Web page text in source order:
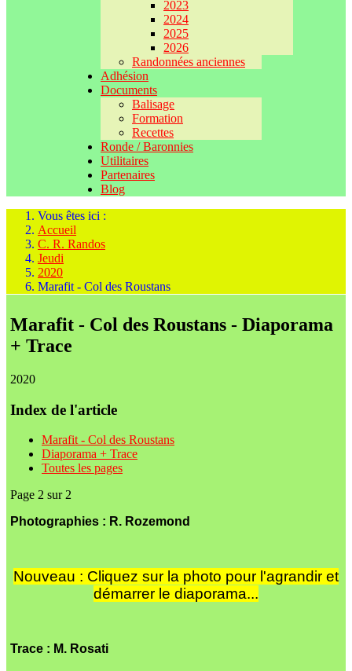
2023
2024
2025
2026
Randonnées anciennes
Adhésion
Documents
Balisage
Formation
Recettes
Ronde / Baronnies
Utilitaires
Partenaires
Blog
Vous êtes ici :
Accueil
C. R. Randos
Jeudi
2020
Marafit - Col des Roustans
Marafit - Col des Roustans - Diaporama
+ Trace
2020
Index de l'article
Marafit - Col des Roustans
Diaporama + Trace
Toutes les pages
Page 2 sur 2
Photographies : R. Rozemond
Nouveau : Cliquez sur la photo pour l'agrandir et
démarrer le diaporama...
Trace : M. Rosati